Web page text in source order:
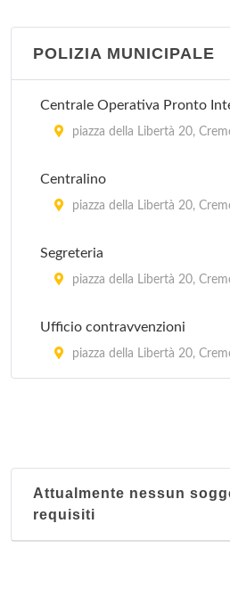
POLIZIA MUNICIPALE
Centrale Operativa Pronto
piazza della Libertà 20,
Centralino
piazza della Libertà 20,
Segreteria
piazza della Libertà 20,
Ufficio contravvenzioni
piazza della Libertà 20,
Attualmente nessun
requisiti